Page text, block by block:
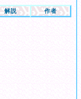
解説 作者